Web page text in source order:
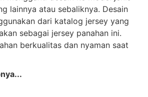
lainnya atau sebaliknya. Desain
dari katalog jersey yang
sebagai jersey panahan ini.
berkualitas dan nyaman saat